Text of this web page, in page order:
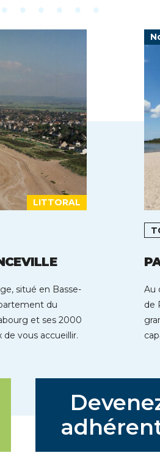
LITTORAL
situé en Basse-
du
et ses 2000
vous accueillir.
Au
de